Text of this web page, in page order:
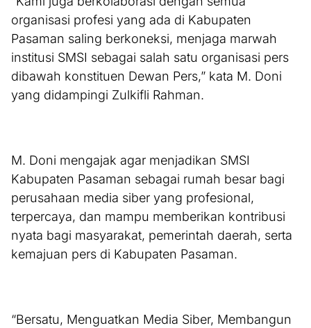
organisasi profesi yang ada di Kabupaten
Pasaman saling berkoneksi, menjaga marwah
institusi SMSI sebagai salah satu organisasi pers
dibawah konstituen Dewan Pers,” kata M. Doni
yang didampingi Zulkifli Rahman.
M. Doni mengajak agar menjadikan SMSI
Kabupaten Pasaman sebagai rumah besar bagi
perusahaan media siber yang profesional,
terpercaya, dan mampu memberikan kontribusi
nyata bagi masyarakat, pemerintah daerah, serta
kemajuan pers di Kabupaten Pasaman.
“Bersatu, Menguatkan Media Siber, Membangun